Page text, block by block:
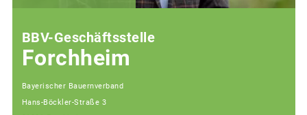
BBV-Geschäftsstelle
Forchheim
Bayerischer Bauernverband
Hans-Böckler-Straße 3